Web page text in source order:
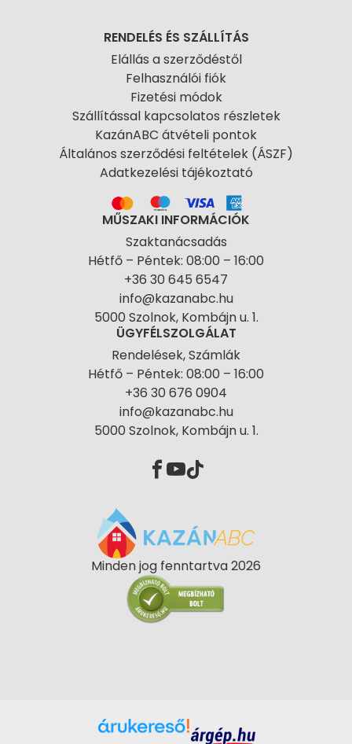
RENDELÉS ÉS SZÁLLÍTÁS
Elállás a szerződéstől
Felhasználói fiók
Fizetési módok
Szállítással kapcsolatos részletek
KazánABC átvételi pontok
Általános szerződési feltételek (ÁSZF)
Adatkezelési tájékoztató
MŰSZAKI INFORMÁCIÓK
Szaktanácsadás
Hétfő – Péntek: 08:00 – 16:00
+36 30 645 6547
info@kazanabc.hu
5000 Szolnok, Kombájn u. 1.
ÜGYFÉLSZOLGÁLAT
Rendelések, Számlák
Hétfő – Péntek: 08:00 – 16:00
+36 30 676 0904
info@kazanabc.hu
5000 Szolnok, Kombájn u. 1.
Minden jog fenntartva 2026